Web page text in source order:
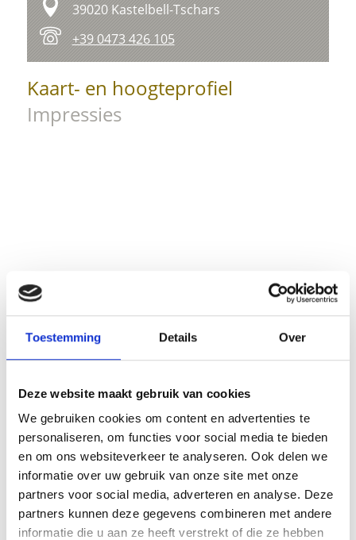
Toestemming Details Over
Deze website maakt gebruik van cookies
We gebruiken cookies om content en advertenties te
personaliseren, om functies voor social media te bieden
en om ons websiteverkeer te analyseren. Ook delen we
informatie over uw gebruik van onze site met onze
partners voor social media, adverteren en analyse. Deze
partners kunnen deze gegevens combineren met andere
informatie die u aan ze heeft verstrekt of die ze hebben
39020 Kastelbell-Tschars
+39 0473 426 105
Kaart- en hoogteprofiel
Impressies